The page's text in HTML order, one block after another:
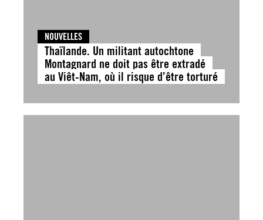
NOUVELLES
Thaïlande. Un militant autochtone
Montagnard ne doit pas être extradé
au Viêt-Nam, où il risque d’être torturé